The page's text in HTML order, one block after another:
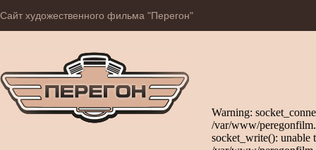
Сайт художественного фильма "Перегон"
Warning:
/var/www/
socket_write(): unable